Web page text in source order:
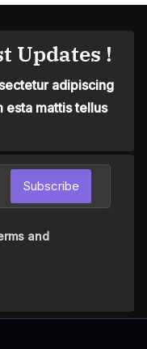
Updates !
adipiscing
esta mattis tellus
and
Subscribe